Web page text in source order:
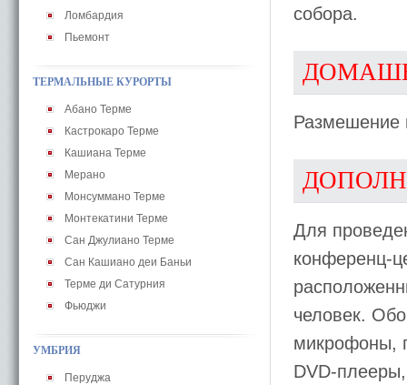
Ломбардия
Пьемонт
ТЕРМАЛЬНЫЕ КУРОРТЫ
Абано Терме
Кастрокаро Терме
Кашиана Терме
Мерано
Монсуммано Терме
Монтекатини Терме
Сан Джулиано Терме
Сан Кашиано деи Баньи
Терме ди Сатурния
Фьюджи
УМБРИЯ
Перуджа
собора.
Размешение
Для
конференц-
человек.
микрофоны,
DVD-